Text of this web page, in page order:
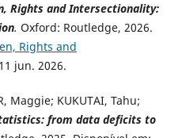
Rights and Intersectionality:
. Oxford: Routledge, 2026.
Rights and
jun. 2026.
Maggie; KUKUTAI, Tahu;
from data deficits to